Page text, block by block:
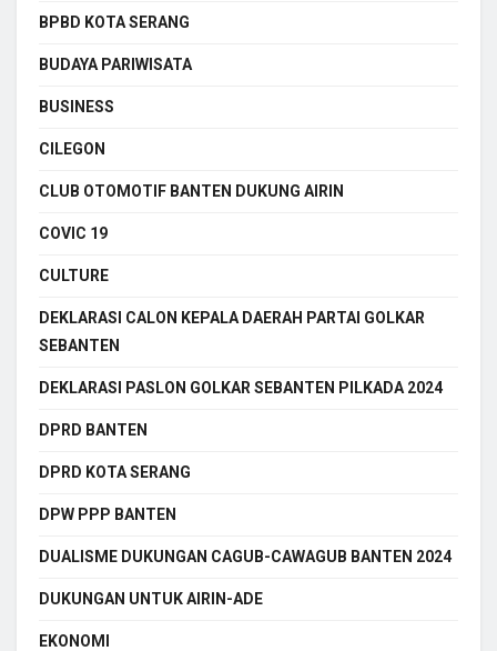
BPBD KOTA SERANG
BUDAYA PARIWISATA
BUSINESS
CILEGON
CLUB OTOMOTIF BANTEN DUKUNG AIRIN
COVIC 19
CULTURE
DEKLARASI CALON KEPALA DAERAH PARTAI GOLKAR
SEBANTEN
DEKLARASI PASLON GOLKAR SEBANTEN PILKADA 2024
DPRD BANTEN
DPRD KOTA SERANG
DPW PPP BANTEN
DUALISME DUKUNGAN CAGUB-CAWAGUB BANTEN 2024
DUKUNGAN UNTUK AIRIN-ADE
EKONOMI